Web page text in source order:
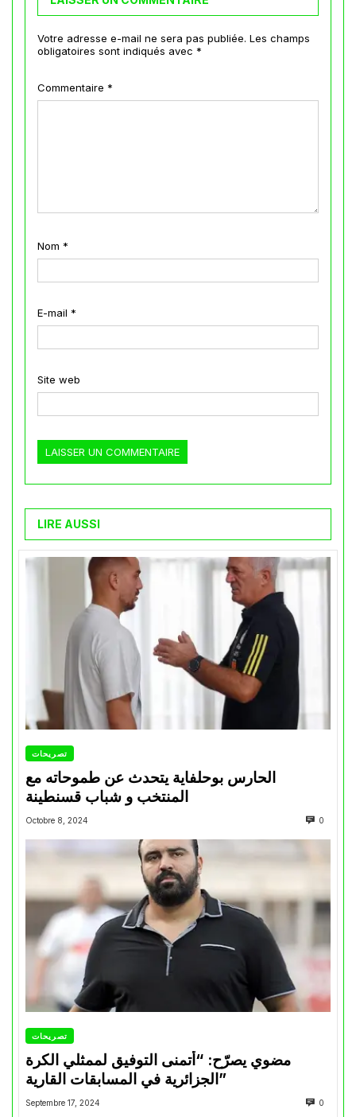
Votre adresse e-mail ne sera pas publiée. Les champs
obligatoires sont indiqués avec *
Commentaire *
Nom *
E-mail *
Site web
LIRE AUSSI
تصريحات
الحارس بوحلفاية يتحدث عن طموحاته مع
المنتخب و شباب قسنطينة
Octobre 8, 2024 0
تصريحات
مضوي يصرّح: “أتمنى التوفيق لممثلي الكرة
الجزائرية في المسابقات القارية”
Septembre 17, 2024 0